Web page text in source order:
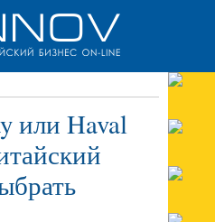
или Haval